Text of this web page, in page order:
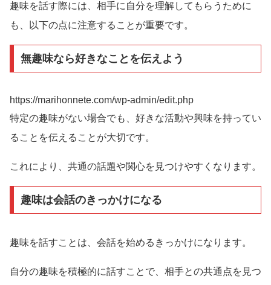
趣味を話す際には、相手に自分を理解してもらうために
も、以下の点に注意することが重要です。
無趣味なら好きなことを伝えよう
https://marihonnete.com/wp-admin/edit.php
特定の趣味がない場合でも、好きな活動や興味を持ってい
ることを伝えることが大切です。
これにより、共通の話題や関心を見つけやすくなります。
趣味は会話のきっかけになる
趣味を話すことは、会話を始めるきっかけになります。
自分の趣味を積極的に話すことで、相手との共通点を見つ